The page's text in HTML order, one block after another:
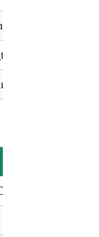
Traktor